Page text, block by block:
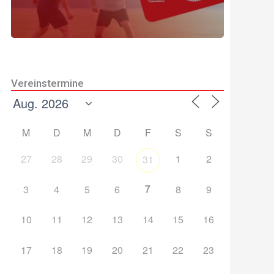
Vereinstermine
M D M D F S
S
27
28 29 30 31 1 2
3 4 5 6 7 8 9
10 11 12 13 14 15 16
17 18 19 20 21 22 23